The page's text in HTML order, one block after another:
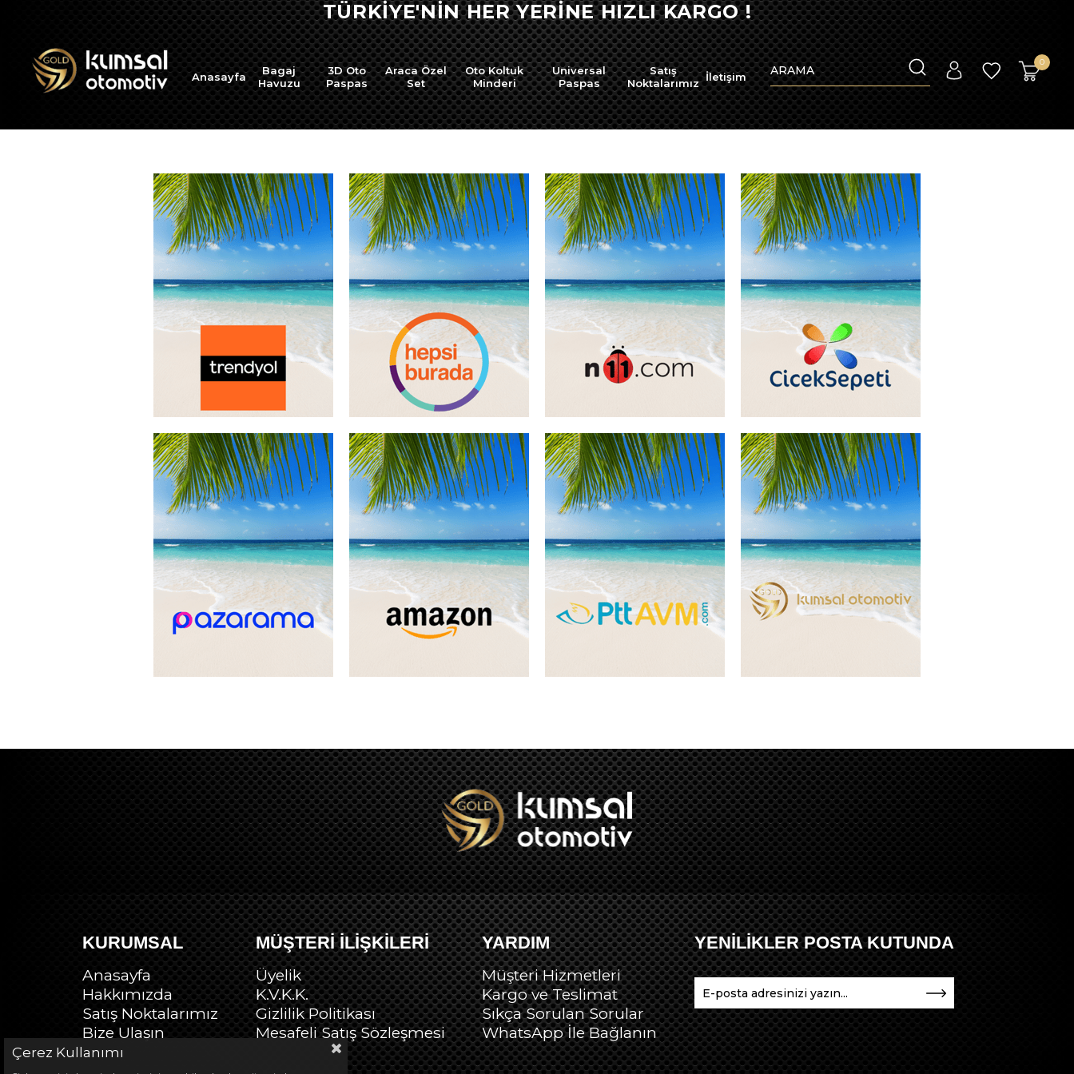
TÜRKİYE'NİN HER YERİNE HIZLI KARGO !
Anasayfa
Bagaj
Havuzu
3D Oto
Paspas
Araca Özel
Set
Oto Koltuk
Minderi
Universal
Paspas
Satış
Noktalarımız İletişim
0
KURUMSAL
Anasayfa
Hakkımızda
Satış Noktalarımız
Bize Ulaşın
MÜŞTERİ İLİŞKİLERİ
Üyelik
K.V.K.K.
Gizlilik Politikası
Mesafeli Satış Sözleşmesi
YARDIM
Müşteri Hizmetleri
Kargo ve Teslimat
Sıkça Sorulan Sorular
WhatsApp İle Bağlanın
YENİLİKLER POSTA KUTUNDA
Çerez Kullanımı